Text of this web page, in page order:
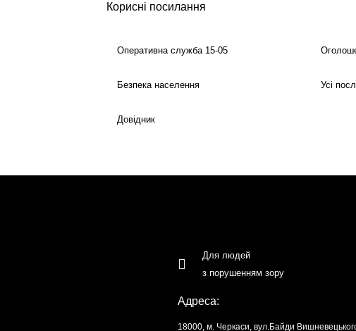
Корисні посилання
Оперативна служба 15-05
Безпека населення Усі
Довідник
Для людей
з порушенням зору
Адреса:
18000, м. Черкаси, вул.Байди